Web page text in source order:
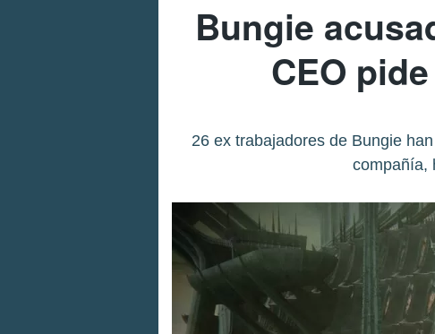
Bungie
CEO
26 ex trabajadores de Bungie
compañía,